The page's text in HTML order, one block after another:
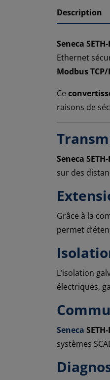
Description
Seneca SETH-
Ethernet
Modbus TCP/
Ce
raisons de
Seneca SETH-
sur des
Grâce à la
permet
L’isolation
électriques,
Seneca
systèmes